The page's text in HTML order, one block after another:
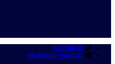
041648140
info@univ-oran2.dz